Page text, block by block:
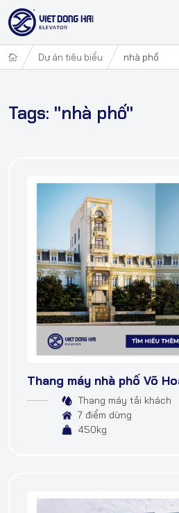
Dự án tiêu biểu nhà phố
Tags: "nhà phố"
Thang máy nhà phố Võ
Thang máy tải khách
7 điểm dừng
450kg